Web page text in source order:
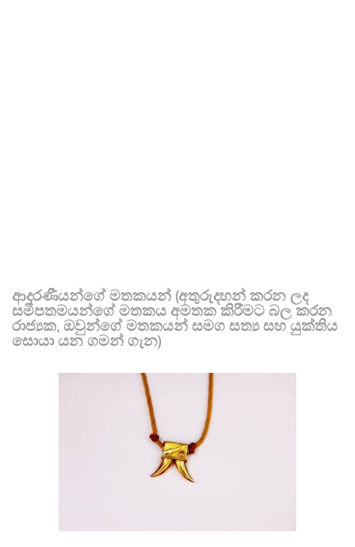
ආදරණීයන්ගේ මතකයන් (අතුරුදහන් කරන ලද
සමීපතමයන්ගේ මතකය අමතක කිරීමට බල කරන
රාජ්‍යක, ඔවුන්ගේ මතකයන් සමග සත්‍ය සහ යුක්තිය
සොයා යන ගමන් ගැන)